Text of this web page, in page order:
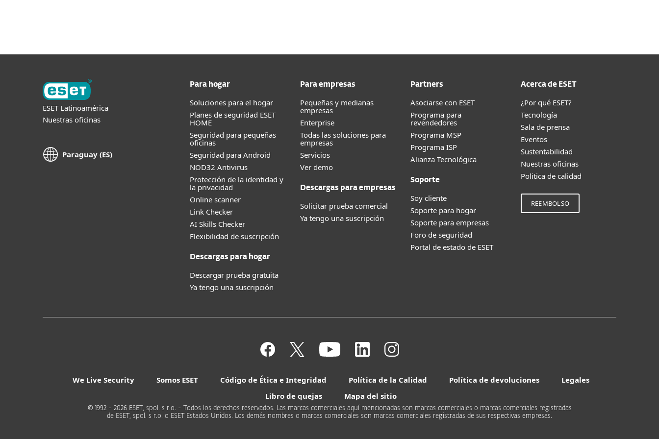
ESET Latinoamérica
Nuestras oficinas
Paraguay (ES)
Para hogar
Soluciones para el hogar
Planes de seguridad ESET
HOME
Seguridad para pequeñas
oficinas
Seguridad para Android
NOD32 Antivirus
Protección de la identidad y
la privacidad
Online scanner
Link Checker
AI Skills Checker
Flexibilidad de suscripción
Descargas para hogar
Descargar prueba gratuita
Ya tengo una suscripción
Para empresas
Pequeñas y medianas
empresas
Enterprise
Todas las soluciones para
empresas
Servicios
Ver demo
Descargas para empresas
Solicitar prueba comercial
Ya tengo una suscripción
Partners
Asociarse con ESET
Programa para
revendedores
Programa MSP
Programa ISP
Alianza Tecnológica
Soporte
Soy cliente
Soporte para hogar
Soporte para empresas
Foro de seguridad
Portal de estado de ESET
Acerca de ESET
¿Por qué ESET?
Tecnología
Sala de prensa
Eventos
Sustentabilidad
Nuestras oficinas
Politica de calidad
REEMBOLSO
We Live Security Somos ESET Código de Ética e Integridad Política de la Calidad Política de devoluciones
Legales
Libro de quejas
Mapa del sitio
© 1992 - 2026 ESET, spol. s r.o. - Todos los derechos reservados. Las marcas comerciales aquí mencionadas son marcas comerciales o marcas comerciales registradas
de ESET, spol. s r.o. o ESET Estados Unidos. Los demás nombres o marcas comerciales son marcas comerciales registradas de sus respectivas empresas.